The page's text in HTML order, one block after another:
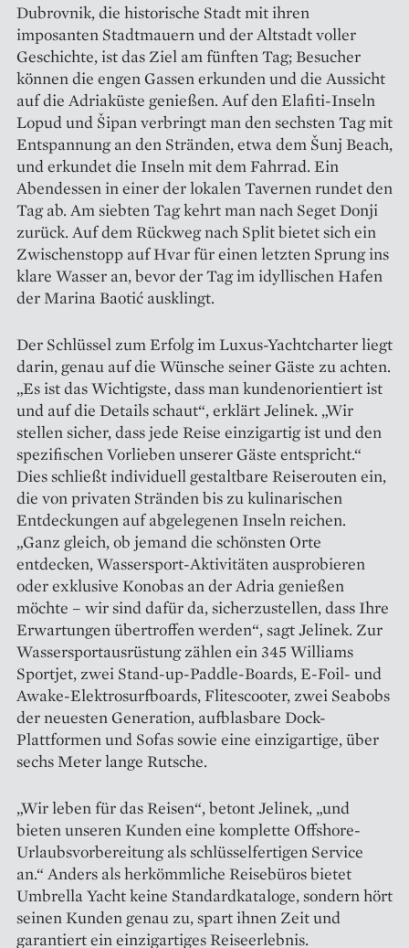
Dubrovnik, die historische Stadt mit ihren
imposanten Stadtmauern und der Altstadt voller
Geschichte, ist das Ziel am fünften Tag; Besucher
können die engen Gassen erkunden und die Aussicht
auf die ­Adriaküste genießen. Auf den Elafiti-Inseln
Lopud und Šipan verbringt man den sechsten Tag mit
Entspannung an den Stränden, etwa dem Šunj Beach,
und erkundet die Inseln mit dem Fahrrad. Ein
Abendessen in einer der lokalen Tavernen rundet den
Tag ab. Am siebten Tag kehrt man nach Seget Donji
zurück. Auf dem Rückweg nach Split bietet sich ein
Zwischenstopp auf Hvar für einen letzten Sprung ins
klare Wasser an, bevor der Tag im idyllischen Hafen
der Marina Baotić ausklingt.
Der Schlüssel zum Erfolg im Luxus­-Yachtcharter liegt
darin, genau auf die Wünsche seiner Gäste zu achten.
„Es ist das Wichtigste, dass man kundenorientiert ist
und auf die Details schaut“, erklärt Jelinek. „Wir
stellen sicher, dass jede Reise einzigartig ist und den
spezifischen Vorlieben unserer Gäste entspricht.“
Dies schließt individuell gestaltbare Reiserouten ein,
die von privaten Stränden bis zu kulinarischen
Entdeckungen auf abgelegenen Inseln reichen.
„Ganz gleich, ob jemand die schönsten Orte
entdecken, Wassersport-Aktivitäten ausprobieren
oder exklusive Konobas an der Adria genießen
möchte – wir sind dafür da, sicherzustellen, dass Ihre
Erwartungen übertroffen werden“, sagt Jelinek. Zur
Wassersport­ausrüstung zählen ein 345 Williams
Sportjet, zwei Stand-up-Paddle-Boards, E-Foil- und
Awake-Elektrosurfboards, Flitescooter, zwei Seabobs
der neuesten Generation, aufblasbare Dock-
Plattformen und ­Sofas sowie eine einzigartige, über
sechs Meter lange Rutsche.
„Wir leben für das Reisen“, betont Jelinek, „und
bieten unseren Kunden eine komplette Offshore-
Urlaubsvorbereitung als schlüsselfertigen Service
an.“ Anders als herkömmliche Reisebüros bietet
Umbrella Yacht keine Standardkataloge, sondern hört
seinen Kunden genau zu, spart ihnen Zeit und
garantiert ein einzigartiges Reiseerlebnis.